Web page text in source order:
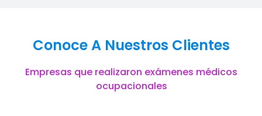
Conoce A Nuestros Clientes
Empresas que realizaron exámenes médicos
ocupacionales